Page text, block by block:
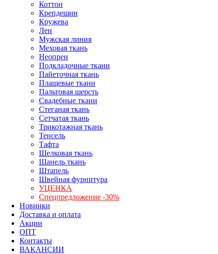
Коттон
Крепдешин
Кружева
Лен
Мужская линия
Меховая ткань
Неопрен
Подкладочные ткани
Пайеточная ткань
Плащевые ткани
Пальтовая шерсть
Свадебные ткани
Стеганая ткань
Сетчатая ткань
Трикотажная ткань
Тенсель
Тафта
Шелковая ткань
Шанель ткань
Штапель
Швейная фурнитура
УЦЕНКА
Спецпредложение -30%
Новинки
Доставка и оплата
Акции
ОПТ
Контакты
ВАКАНСИИ